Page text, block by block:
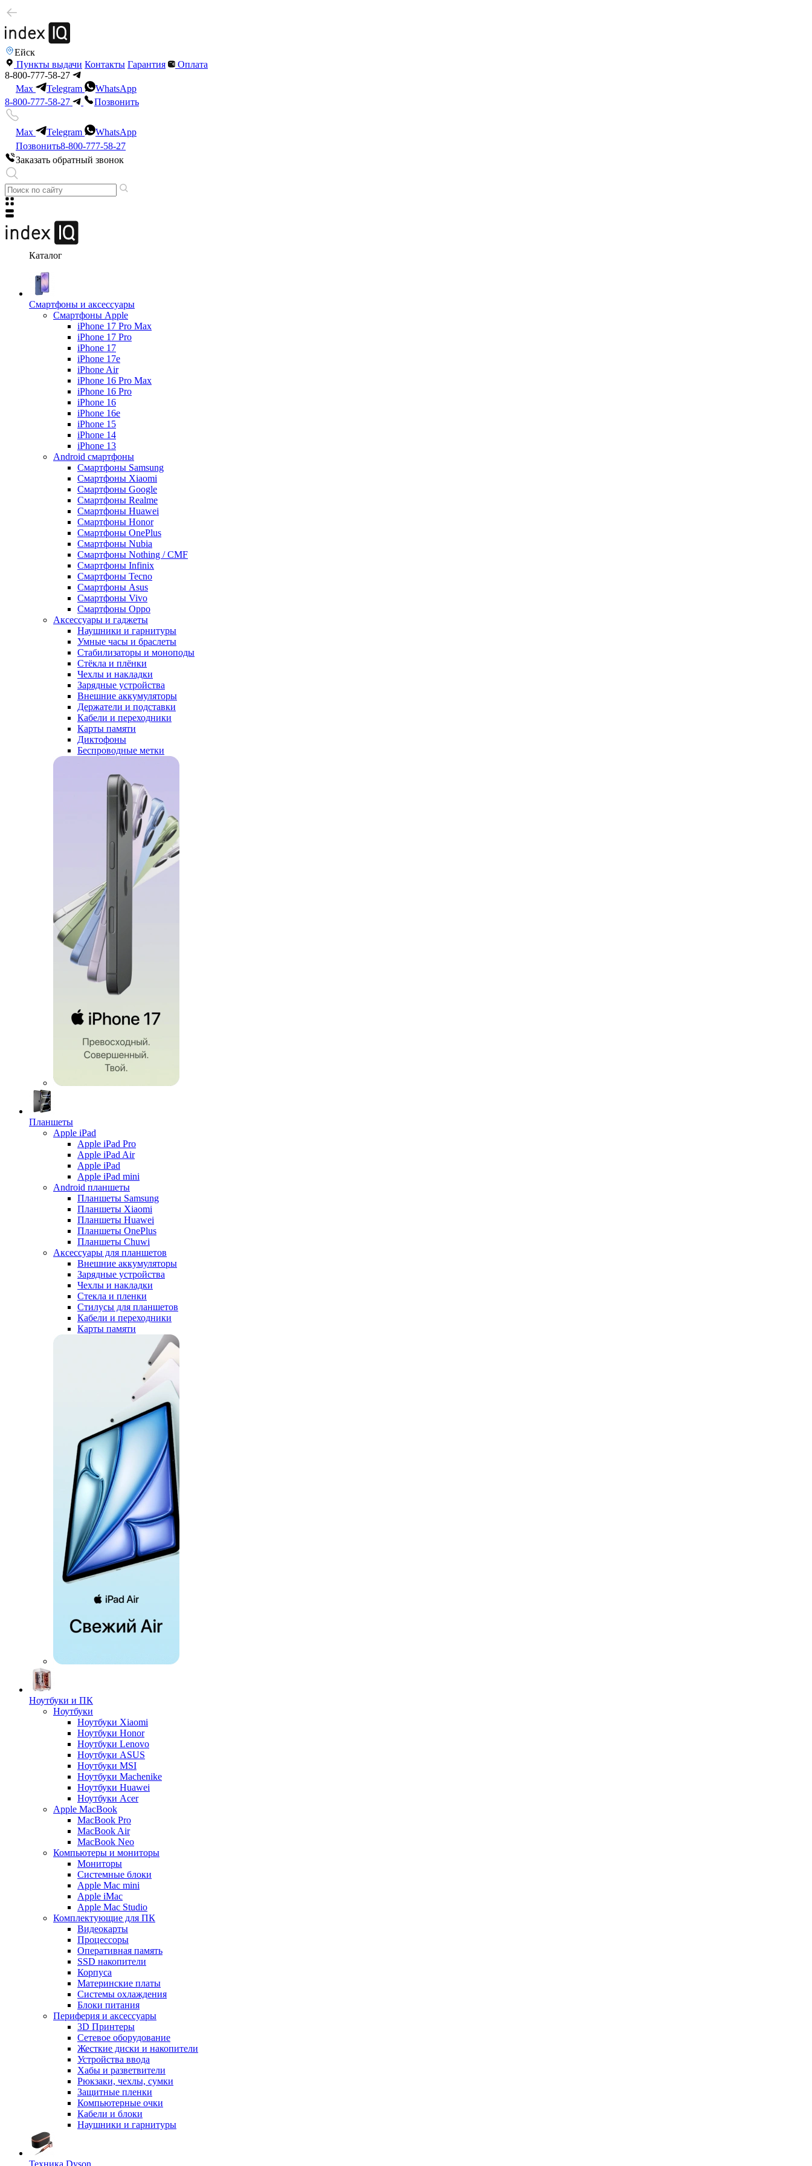
Ейск
Пункты выдачи Контакты Гарантия
Оплата
8-800-777-58-27
Max
Telegram
WhatsApp
8-800-777-58-27
Позвонить
Max Telegram
WhatsApp
Позвонить8-800-777-58-27
Заказать обратный звонок
Каталог
Смартфоны и аксессуары
Смартфоны Apple
iPhone 17 Pro Max
iPhone 17 Pro
iPhone 17
iPhone 17e
iPhone Air
iPhone 16 Pro Max
iPhone 16 Pro
iPhone 16
iPhone 16e
iPhone 15
iPhone 14
iPhone 13
Android cмартфоны
Смартфоны Samsung
Смартфоны Xiaomi
Смартфоны Google
Смартфоны Realme
Смартфоны Huawei
Смартфоны Honor
Смартфоны OnePlus
Смартфоны Nubia
Смартфоны Nothing / CMF
Смартфоны Infinix
Смартфоны Tecno
Смартфоны Asus
Смартфоны Vivo
Смартфоны Oppo
Аксессуары и гаджеты
Наушники и гарнитуры
Умные часы и браслеты
Стабилизаторы и моноподы
Стёкла и плёнки
Чехлы и накладки
Зарядные устройства
Внешние аккумуляторы
Держатели и подставки
Кабели и переходники
Карты памяти
Диктофоны
Беспроводные метки
Планшеты
Apple iPad
Apple iPad Pro
Apple iPad Air
Apple iPad
Apple iPad mini
Android планшеты
Планшеты Samsung
Планшеты Xiaomi
Планшеты Huawei
Планшеты OnePlus
Планшеты Chuwi
Аксессуары для планшетов
Внешние аккумуляторы
Зарядные устройства
Чехлы и накладки
Стекла и пленки
Стилусы для планшетов
Кабели и переходники
Карты памяти
Ноутбуки и ПК
Ноутбуки
Ноутбуки Xiaomi
Ноутбуки Honor
Ноутбуки Lenovo
Ноутбуки ASUS
Ноутбуки MSI
Ноутбуки Machenike
Ноутбуки Huawei
Ноутбуки Acer
Apple MacBook
MacBook Pro
MacBook Air
MacBook Neo
Компьютеры и мониторы
Мониторы
Системные блоки
Apple Mac mini
Apple iMac
Apple Mac Studio
Комплектующие для ПК
Видеокарты
Процессоры
Оперативная память
SSD накопители
Корпуса
Материнские платы
Системы охлаждения
Блоки питания
Периферия и аксессуары
3D Принтеры
Сетевое оборудование
Жесткие диски и накопители
Устройства ввода
Хабы и разветвители
Рюкзаки, чехлы, сумки
Защитные пленки
Компьютерные очки
Кабели и блоки
Наушники и гарнитуры
Техника Dyson